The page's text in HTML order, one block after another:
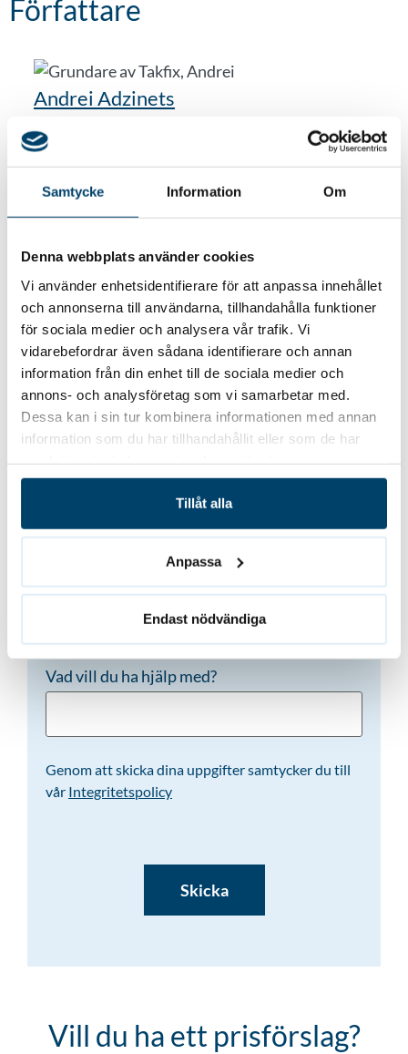
Samtycke Information Om
Denna webbplats använder cookies
Vi använder enhetsidentifierare för att anpassa innehållet
och annonserna till användarna, tillhandahålla funktioner
för sociala medier och analysera vår trafik. Vi
vidarebefordrar även sådana identifierare och annan
information från din enhet till de sociala medier och
annons- och analysföretag som vi samarbetar med.
Dessa kan i sin tur kombinera informationen med annan
information som du har tillhandahållit eller som de har
Tillåt alla
Anpassa
Endast nödvändiga
Författare
Andrei Adzinets
VD Takfix
Vill du bli kontaktad?
Namn (Obligatoriskt)
E-post (Obligatoriskt)
Vad vill du ha hjälp med?
Genom att skicka dina uppgifter samtycker du till
vår Integritetspolicy
Vill du ha ett prisförslag?